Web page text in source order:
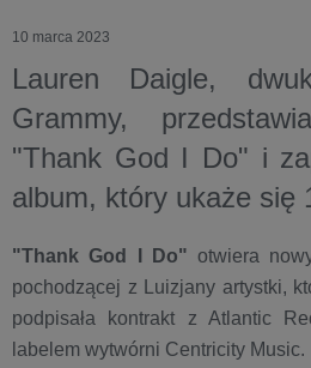
10 marca 2023
Lauren Daigle,
Grammy,
"Thank God I Do" i
album, który ukaże się
"Thank God I Do" otwiera
pochodzącej z Luizjany artystki,
podpisała kontrakt z Atlantic
labelem wytwórni Centricity Music.